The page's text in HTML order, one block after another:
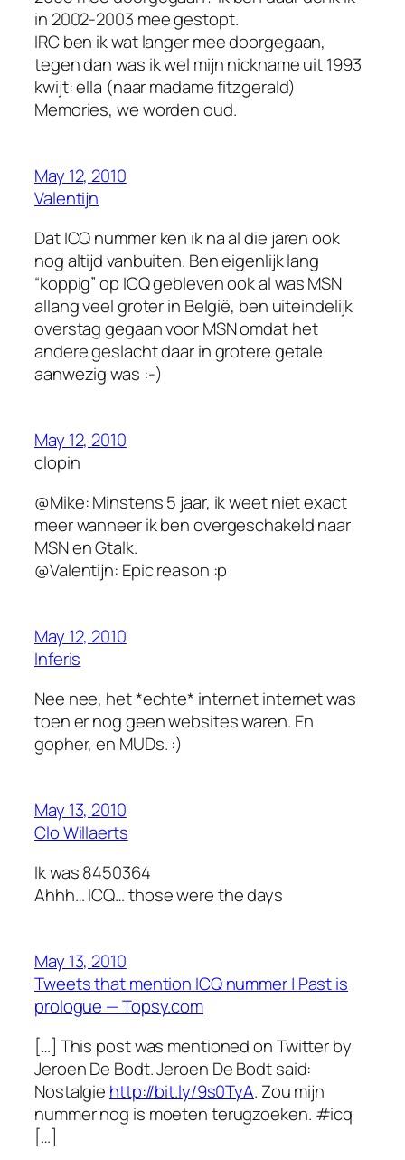
in 2002-2003 mee gestopt.
IRC ben ik wat langer mee doorgegaan,
tegen dan was ik wel mijn nickname uit 1993
kwijt: ella (naar madame fitzgerald)
Memories, we worden oud.
May 12, 2010
Valentijn
Dat ICQ nummer ken ik na al die jaren ook
nog altijd vanbuiten. Ben eigenlijk lang
“koppig” op ICQ gebleven ook al was MSN
allang veel groter in België, ben uiteindelijk
overstag gegaan voor MSN omdat het
andere geslacht daar in grotere getale
aanwezig was :-)
May 12, 2010
clopin
@Mike: Minstens 5 jaar, ik weet niet exact
meer wanneer ik ben overgeschakeld naar
MSN en Gtalk.
@Valentijn: Epic reason :p
May 12, 2010
Inferis
Nee nee, het *echte* internet internet was
toen er nog geen websites waren. En
gopher, en MUDs. :)
May 13, 2010
Clo Willaerts
Ik was 8450364
Ahhh… ICQ… those were the days
May 13, 2010
Tweets that mention ICQ nummer | Past is
prologue — Topsy.com
[…] This post was mentioned on Twitter by
Jeroen De Bodt. Jeroen De Bodt said:
Nostalgie http://bit.ly/9s0TyA. Zou mijn
nummer nog is moeten terugzoeken. #icq
[…]